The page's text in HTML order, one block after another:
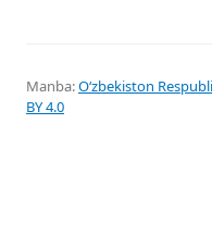
Manba:Oʻzbekiston
BY 4.0